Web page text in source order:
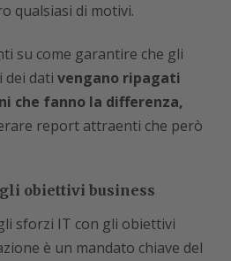
qualsiasi di motivi.
su come garantire che gli
dei dati vengano ripagati
che fanno la differenza,
report attraenti che però
obiettivi business
sforzi IT con gli obiettivi
è un mandato chiave del